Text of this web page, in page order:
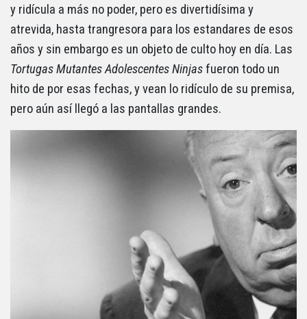
y ridícula a más no poder, pero es divertidísima y
atrevida, hasta trangresora para los estandares de esos
años y sin embargo es un objeto de culto hoy en día. Las
Tortugas Mutantes Adolescentes Ninjasfueron todo un
hito de por esas fechas, y vean lo ridículo de su premisa,
pero aún así llegó a las pantallas grandes.